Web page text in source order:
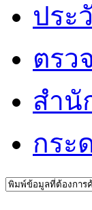
ประ
ตรว
สำนั
กระ